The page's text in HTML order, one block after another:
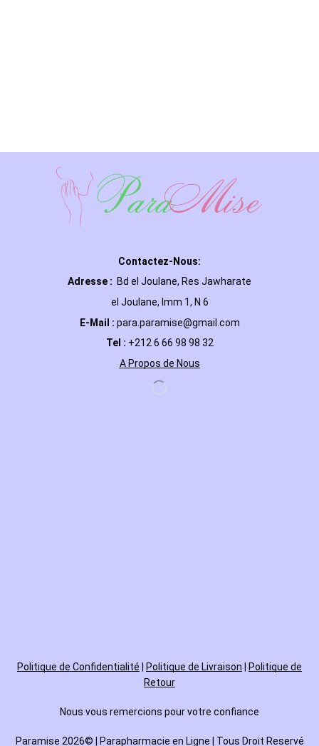
Contactez-Nous:
Adresse : Bd el Joulane, Res Jawharate
el Joulane, Imm 1, N 6
E-Mail : para.paramise@gmail.com
Tel : +212 6 66 98 98 32
A Propos de Nous
Politique de Confidentialité Politique de Livraison
Politique de
Retour
Nous vous remercions pour votre confiance
Paramise 2026© | Parapharmacie en Ligne | Tous Droit Reservé